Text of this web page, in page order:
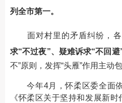
列全市第一。
面对村里的矛盾纠纷，各
求“不过夜”、疑难诉求“不回
不”原则，发挥“头雁”作用主动
今年4月，怀柔区委全面依
《怀柔区关于坚持和发展新时